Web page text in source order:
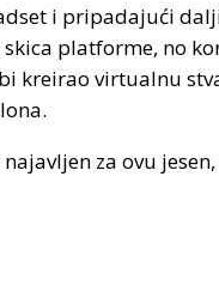
i pripadajući
platforme, no
kreirao virtualnu
za ovu jesen,